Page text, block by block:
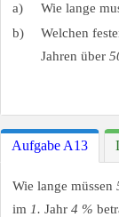
a)
Wie lange
b)
Welchen
Jahren über
Aufgabe A13
Wie lange müssen
im 1. Jahr 4 %